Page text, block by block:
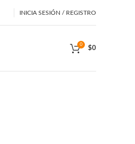
INICIA SESIÓN / REGISTRO
0
$0